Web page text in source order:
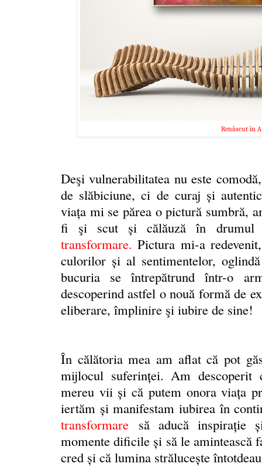
Renăscut în
Deşi vulnerabilitatea nu este
de slăbiciune, ci de curaj și
viața mi se părea o pictură sumbră,
fi şi scut și călăuză în drumul
transformare. Pictura mi-a
culorilor și al sentimentelor,
bucuria se întrepătrund într-o
descoperind astfel o nouă formă de
eliberare, împlinire şi iubire de sine!
În călătoria mea am aflat că pot
mijlocul suferinței. Am
mereu vii și că putem onora viaţa
iertăm și manifestam iubirea în
transformare să aducă inspirație
momente dificile și să le amintească
cred și că lumina străluceşte